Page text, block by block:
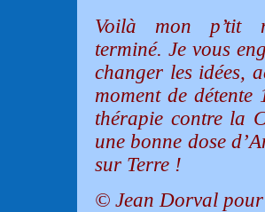
Voilà mon p’tit
terminé. Je vous
changer les idées,
moment de
thérapie contre la
une bonne dose
sur Terre !
© Jean Dorval